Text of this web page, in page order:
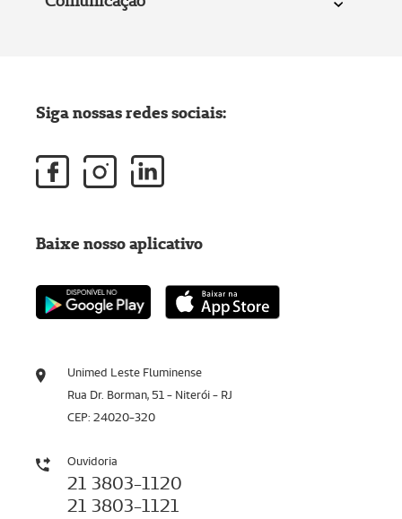
Unimed Leste Fluminense
Rua Dr. Borman, 51 - Niterói - RJ
CEP: 24020-320
Ouvidoria
21 3803-1120
21 3803-1121
Siga nossas redes sociais:
Baixe nosso aplicativo